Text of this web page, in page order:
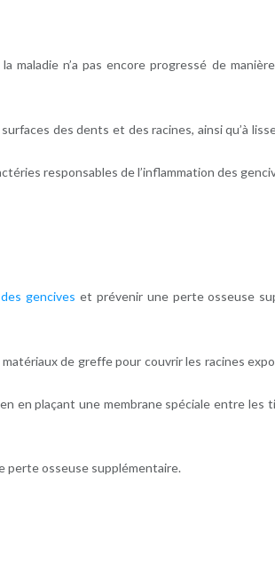
n’a pas encore progressé de
des dents et des racines, ainsi qu’à
responsables de l’inflammation des
gencives et prévenir une perte osseuse
de greffe pour couvrir les racines
en plaçant une membrane spéciale entre les
perte osseuse supplémentaire.